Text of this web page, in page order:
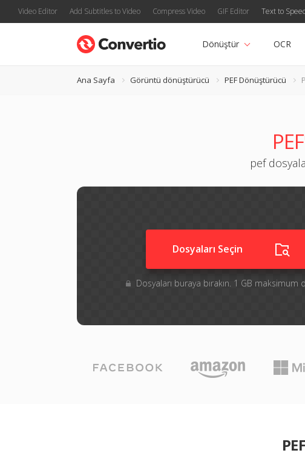
Video Editor Add Subtitles to Video Compress Video GIF Editor Text to
Dönüştür OCR
Ana Sayfa Görüntü dönüştürücü PEF Dönüştürücü
pef
Dosyaları Seçin
Dosyaları buraya bırakın. 1 GB maksimum